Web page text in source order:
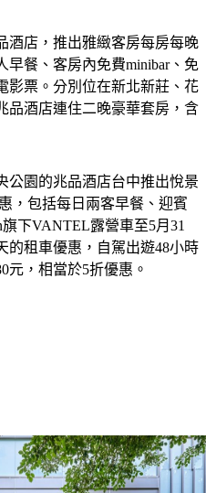
酒店，推出雅緻客房每房每晚
早餐、客房內免費minibar、免
影票。分別位在新北新莊、花
品酒店連住二晚豪華套房，含
公園的兆品酒店台中推出悅景
，包括每日兩客早餐、迎賓
下VANTEL露營車至5月31
的租車優惠，自駕出遊48小時
元，相當於5折優惠。